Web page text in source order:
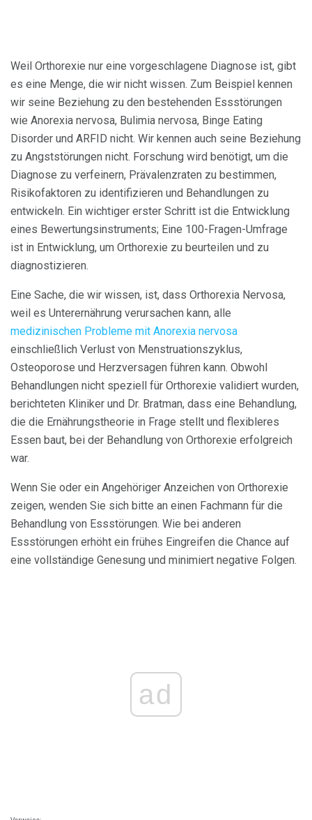
Weil Orthorexie nur eine vorgeschlagene Diagnose ist, gibt
es eine Menge, die wir nicht wissen. Zum Beispiel kennen
wir seine Beziehung zu den bestehenden Essstörungen
wie Anorexia nervosa, Bulimia nervosa, Binge Eating
Disorder und ARFID nicht. Wir kennen auch seine Beziehung
zu Angststörungen nicht. Forschung wird benötigt, um die
Diagnose zu verfeinern, Prävalenzraten zu bestimmen,
Risikofaktoren zu identifizieren und Behandlungen zu
entwickeln. Ein wichtiger erster Schritt ist die Entwicklung
eines Bewertungsinstruments; Eine 100-Fragen-Umfrage
ist in Entwicklung, um Orthorexie zu beurteilen und zu
diagnostizieren.
Eine Sache, die wir wissen, ist, dass Orthorexia Nervosa,
weil es Unterernährung verursachen kann, alle
medizinischen Probleme mit Anorexia nervosa
einschließlich Verlust von Menstruationszyklus,
Osteoporose und Herzversagen führen kann. Obwohl
Behandlungen nicht speziell für Orthorexie validiert wurden,
berichteten Kliniker und Dr. Bratman, dass eine Behandlung,
die die Ernährungstheorie in Frage stellt und flexibleres
Essen baut, bei der Behandlung von Orthorexie erfolgreich
war.
Wenn Sie oder ein Angehöriger Anzeichen von Orthorexie
zeigen, wenden Sie sich bitte an einen Fachmann für die
Behandlung von Essstörungen. Wie bei anderen
Essstörungen erhöht ein frühes Eingreifen die Chance auf
eine vollständige Genesung und minimiert negative Folgen.
ad